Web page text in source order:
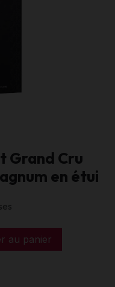
Grand Cru
en étui
au panier